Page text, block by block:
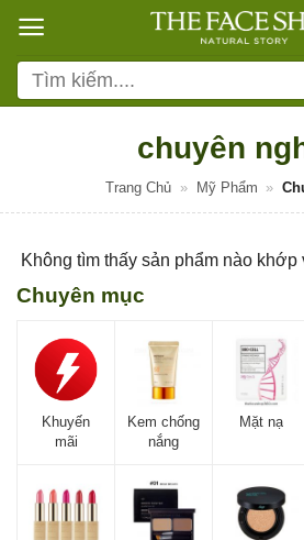
qua
nội
dung
Tìm
kiếm:
chuyên
Trang Chủ » Mỹ Phẩm »
Không tìm thấy sản phẩm nào
Chuyên mục
Khuyến
mãi
Kem chống
nắng
Mặt nạ